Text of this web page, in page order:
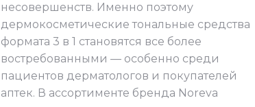
несовершенств. Именно поэтому
дермокосметические тональные средства
формата 3 в 1 становятся все более
востребованными — особенно среди
пациентов дерматологов и покупателей
аптек. В ассортименте бренда Noreva